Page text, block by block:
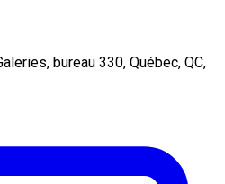
bureau 330, Québec, QC,